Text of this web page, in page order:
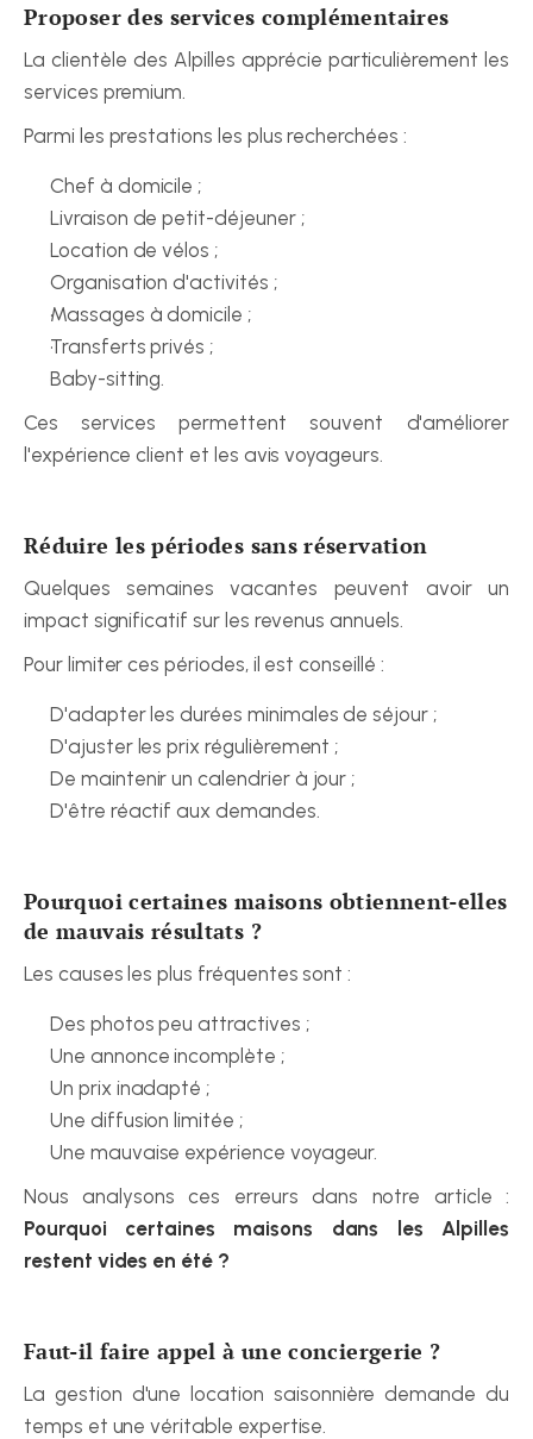
Proposer des services complémentaires
La clientèle des Alpilles apprécie particulièrement les
services premium.
Parmi les prestations les plus recherchées :
Chef à domicile ;
Livraison de petit-déjeuner ;
Location de vélos ;
Organisation d'activités ;
Massages à domicile ;
Transferts privés ;
Baby-sitting.
Ces services permettent souvent d'améliorer
l'expérience client et les avis voyageurs.
Réduire les périodes sans réservation
Quelques semaines vacantes peuvent avoir un
impact significatif sur les revenus annuels.
Pour limiter ces périodes, il est conseillé :
D'adapter les durées minimales de séjour ;
D'ajuster les prix régulièrement ;
De maintenir un calendrier à jour ;
D'être réactif aux demandes.
Pourquoi certaines maisons obtiennent-elles
de mauvais résultats ?
Les causes les plus fréquentes sont :
Des photos peu attractives ;
Une annonce incomplète ;
Un prix inadapté ;
Une diffusion limitée ;
Une mauvaise expérience voyageur.
Pourquoi certaines maisons dans les Alpilles
restent vides en été ?
Faut-il faire appel à une conciergerie ?
La gestion d'une location saisonnière demande du
temps et une véritable expertise.